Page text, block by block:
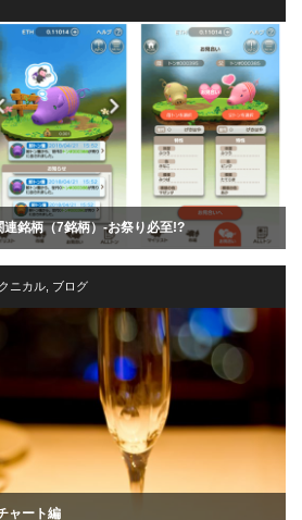
銘柄（7銘柄）-お祭り必至!?
ニカル ブログ
ャート編